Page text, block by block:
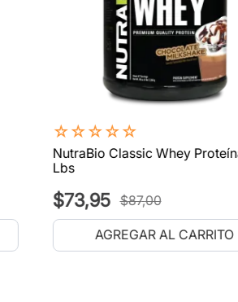
☆☆☆☆☆
NutraBio Classic Whey
Lbs
$73,95 $87,00
AGREGAR AL CARRITO